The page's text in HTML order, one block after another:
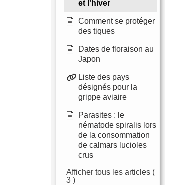
et l'hiver
Comment se protéger
des tiques
Dates de floraison au
Japon
Liste des pays
désignés pour la
grippe aviaire
Parasites : le
nématode spiralis lors
de la consommation
de calmars lucioles
crus
Afficher tous les articles (
3 )